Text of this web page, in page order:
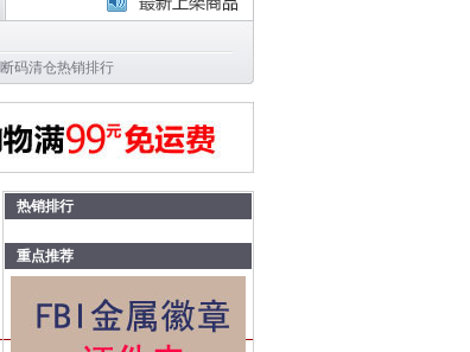
断码清仓热销排行
热销排行
重点推荐